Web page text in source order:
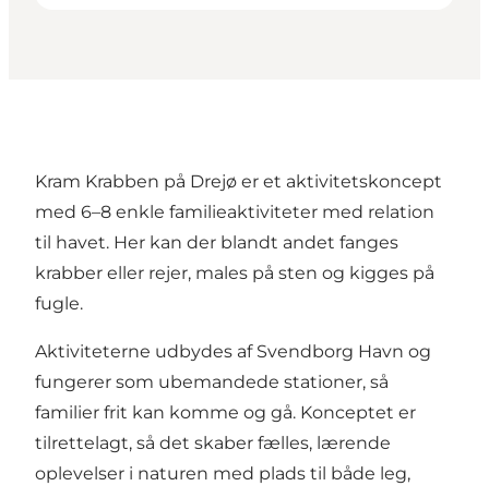
Kram Krabben på Drejø er et aktivitetskoncept
med 6–8 enkle familieaktiviteter med relation
til havet. Her kan der blandt andet fanges
krabber eller rejer, males på sten og kigges på
fugle.
Aktiviteterne udbydes af Svendborg Havn og
fungerer som ubemandede stationer, så
familier frit kan komme og gå. Konceptet er
tilrettelagt, så det skaber fælles, lærende
oplevelser i naturen med plads til både leg,